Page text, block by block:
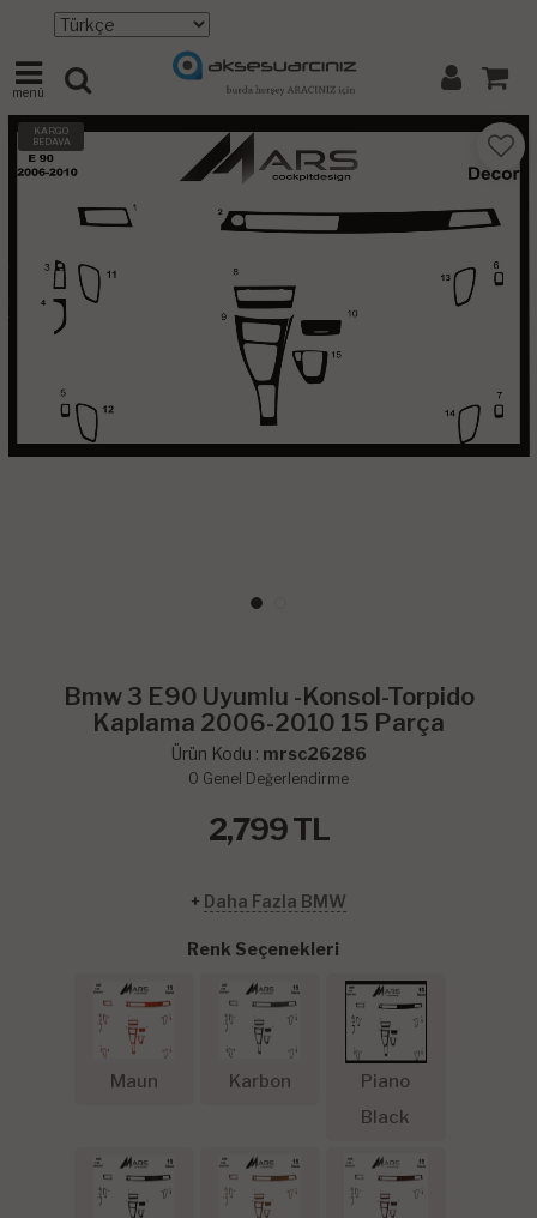
menü
KARGO
BEDAVA
Bmw 3 E90 Uyumlu -Konsol-Torpido
Kaplama 2006-2010 15 Parça
Ürün Kodu : mrsc26286
0 Genel Değerlendirme
2,799TL
+ Daha Fazla BMW
Renk Seçenekleri
Maun Karbon
Piano
Black